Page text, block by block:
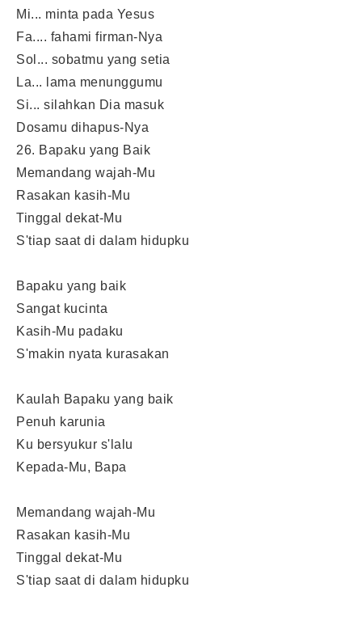
Mi... minta pada Yesus
Fa.... fahami firman-Nya
Sol... sobatmu yang setia
La... lama menunggumu
Si... silahkan Dia masuk
Dosamu dihapus-Nya
26. Bapaku yang Baik
Memandang wajah-Mu
Rasakan kasih-Mu
Tinggal dekat-Mu
S'tiap saat di dalam hidupku
Bapaku yang baik
Sangat kucinta
Kasih-Mu padaku
S'makin nyata kurasakan
Kaulah Bapaku yang baik
Penuh karunia
Ku bersyukur s'lalu
Kepada-Mu, Bapa
Memandang wajah-Mu
Rasakan kasih-Mu
Tinggal dekat-Mu
S'tiap saat di dalam hidupku